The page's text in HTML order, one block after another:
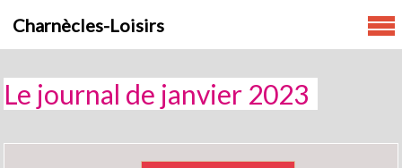
Charnècles-Loisirs
Le journal de janvier 2023